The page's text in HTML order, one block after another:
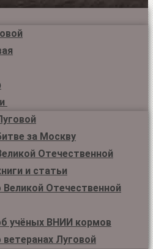
за Москву
Отечественной
и статьи
Великой Отечественной
учёных ВНИИ кормов
Луговой